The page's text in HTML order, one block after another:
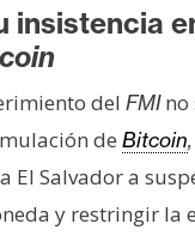
insistencia
del FMIno
de Bitcoin,
El Salvador a
y restringir la